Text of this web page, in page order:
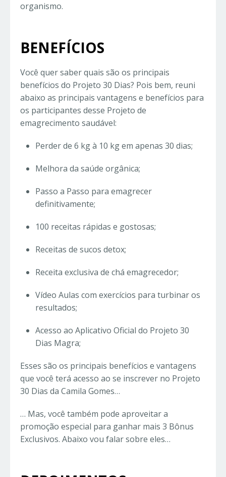
organismo.
BENEFÍCIOS
Você quer saber quais são os principais
benefícios do Projeto 30 Dias? Pois bem, reuni
abaixo as principais vantagens e benefícios para
os participantes desse Projeto de
emagrecimento saudável:
Perder de 6 kg à 10 kg em apenas 30 dias;
Melhora da saúde orgânica;
Passo a Passo para emagrecer
definitivamente;
100 receitas rápidas e gostosas;
Receitas de sucos detox;
Receita exclusiva de chá emagrecedor;
Vídeo Aulas com exercícios para turbinar os
resultados;
Acesso ao Aplicativo Oficial do Projeto 30
Dias Magra;
Esses são os principais benefícios e vantagens
que você terá acesso ao se inscrever no Projeto
30 Dias da Camila Gomes…
… Mas, você também pode aproveitar a
promoção especial para ganhar mais 3 Bônus
Exclusivos. Abaixo vou falar sobre eles…